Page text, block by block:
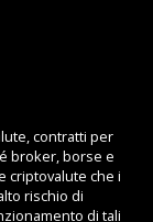
contratti per
broker, borse e
criptovalute che i
rischio di
di tali